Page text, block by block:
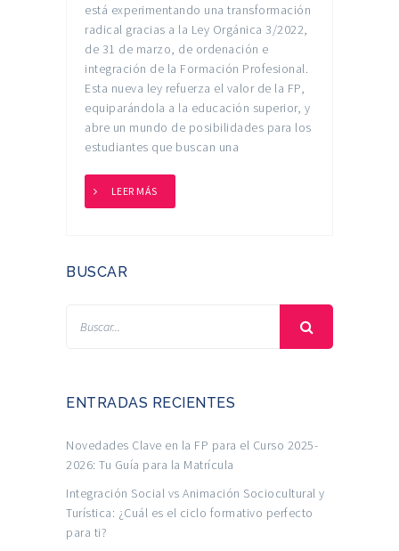
está experimentando una transformación
radical gracias a la Ley Orgánica 3/2022,
de 31 de marzo, de ordenación e
integración de la Formación Profesional.
Esta nueva ley refuerza el valor de la FP,
equiparándola a la educación superior, y
abre un mundo de posibilidades para los
estudiantes que buscan una
LEER MÁS
BUSCAR
ENTRADAS RECIENTES
Novedades Clave en la FP para el Curso 2025-
2026: Tu Guía para la Matrícula
Integración Social vs Animación Sociocultural y
Turística: ¿Cuál es el ciclo formativo perfecto
para ti?